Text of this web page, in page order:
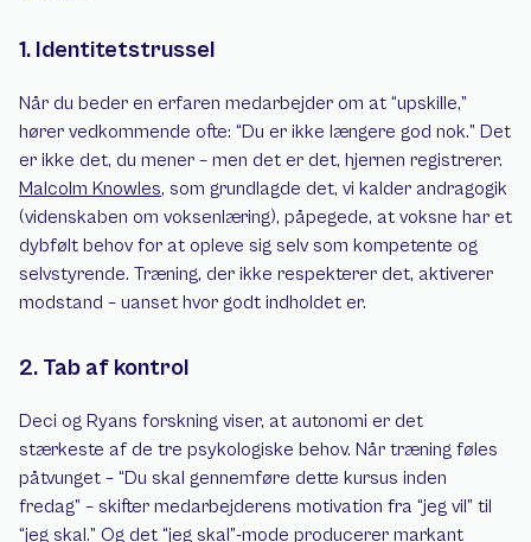
1. Identitetstrussel
Når du beder en erfaren medarbejder om at “upskille,”
hører vedkommende ofte: “Du er ikke længere god nok.” Det
Malcolm Knowles, som grundlagde det, vi kalder andragogik
(videnskaben om voksenlæring), påpegede, at voksne har et
dybfølt behov for at opleve sig selv som kompetente og
selvstyrende. Træning, der ikke respekterer det, aktiverer
modstand – uanset hvor godt indholdet er.
2. Tab af kontrol
Deci og Ryans forskning viser, at autonomi er det
stærkeste af de tre psykologiske behov. Når træning føles
påtvunget – “Du skal gennemføre dette kursus inden
fredag” – skifter medarbejderens motivation fra “jeg vil” til
“jeg skal.” Og det “jeg skal”-mode producerer markant